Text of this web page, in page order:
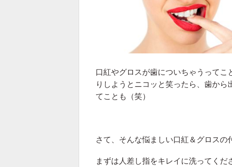
口紅やグロスが歯についちゃうって
りしようとニコッと笑ったら、歯か
てことも（笑）
さて、そんな悩ましい口紅＆グロスの
まずは人差し指をキレイに洗ってくだ